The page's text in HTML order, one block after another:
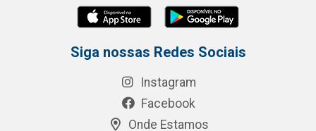
Siga nossas Redes Sociais
Instagram
Facebook
Onde Estamos